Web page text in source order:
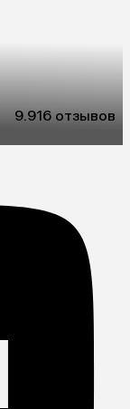
9.916 отзывов